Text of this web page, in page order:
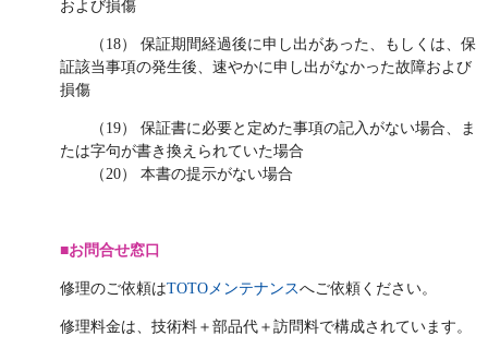
および損傷
（18） 保証期間経過後に申し出があった、もしくは、保
証該当事項の発生後、速やかに申し出がなかった故障および
損傷
（19） 保証書に必要と定めた事項の記入がない場合、ま
たは字句が書き換えられていた場合
（20） 本書の提示がない場合
■お問合せ窓口
修理のご依頼はTOTOメンテナンスへご依頼ください。
修理料金は、技術料＋部品代＋訪問料で構成されています。